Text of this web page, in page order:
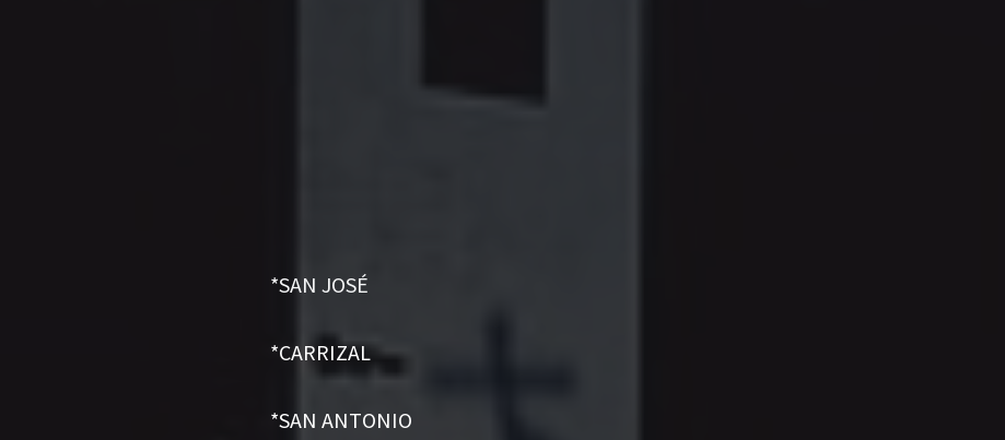
*SAN JOSÉ
*CARRIZAL
*SAN ANTONIO